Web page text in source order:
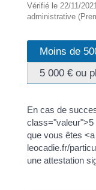
Vérifié le 22/11/
administrative
Moins de
5 000 € ou
En cas de
que vous êtes
leocadie.fr/
une attestation